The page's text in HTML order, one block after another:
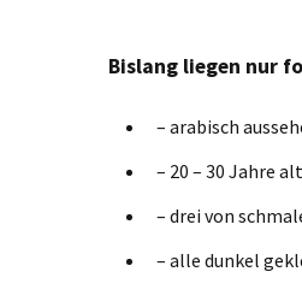
Bislang liegen nur
– arabisch
– 20 – 30 Jahre alt
– drei von
– alle dunkel